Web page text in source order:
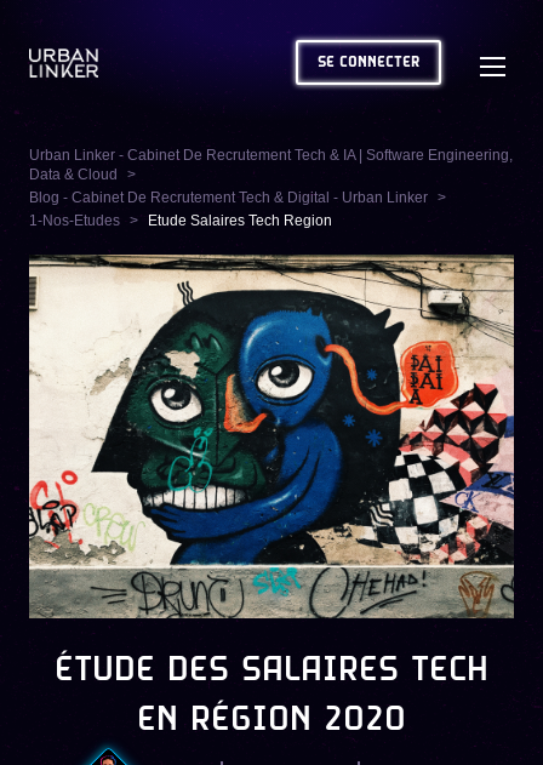
SE CONNECTER
Urban Linker - Cabinet De Recrutement Tech & IA | Software Engineering,
Data & Cloud
Blog - Cabinet De Recrutement Tech & Digital - Urban Linker
1-Nos-Etudes
Etude Salaires Tech Region
ÉTUDE DES SALAIRES TECH
EN RÉGION 2020